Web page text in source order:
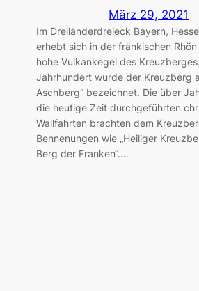
März 29, 2021
Im Dreiländerdreieck Bayern,
erhebt sich in der fränkischen
hohe Vulkankegel des
Jahrhundert wurde der Kreuzberg
Aschberg“ bezeichnet. Die über
die heutige Zeit durchgeführten
Wallfahrten brachten dem
Bennenungen wie „Heiliger
Berg der Franken“.…